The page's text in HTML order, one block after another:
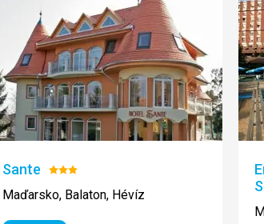
Sante Hodnotenie:
3/5
Maďarsko, Balaton, Hévíz